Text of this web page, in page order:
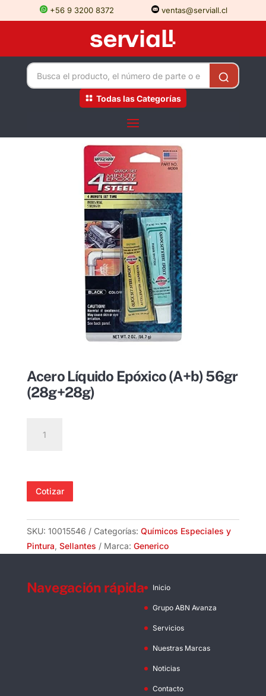
+56 9 3200 8372 ventas@serviall.cl
Todas las Categorías
Acero Líquido Epóxico (A+b) 56gr
(28g+28g)
Líquido
56gr
(28g+28g)
Cotizar
SKU: 10015546 Categorías: Químicos Especiales y
Pintura, Sellantes Marca: Generico
Navegación rápida Inicio
Grupo ABN Avanza
Servicios
Nuestras Marcas
Noticias
Contacto